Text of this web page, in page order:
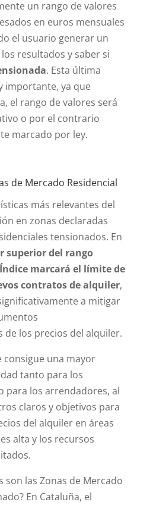
un rango de valores
en euros mensuales
el usuario generar un
resultados y saber si
. Esta última
importante, ya que
el rango de valores será
o por el contrario
marcado por ley.
de Mercado Residencial
más relevantes del
en zonas declaradas
tensionados. En
superior del rango
marcará el límite de
contratos de alquiler,
a mitigar
los precios del alquiler.
consigue una mayor
tanto para los
para los arrendadores, al
claros y objetivos para
del alquiler en áreas
alta y los recursos
son las Zonas de Mercado
En Cataluña, el